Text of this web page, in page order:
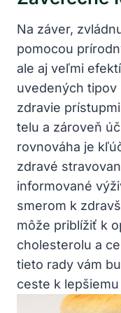
Na ​záver,
pomocou
ale aj ‍veľmi
uvedených
zdravie
telu a zároveň
rovnováha je
zdravé
informované
smerom k
môže priblížiť k
cholesterolu‌ a
‌tieto rady ‍vám
ceste​ k